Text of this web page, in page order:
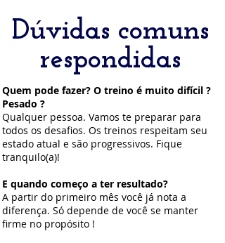
Dúvidas comuns
respondidas
Quem pode fazer? O treino é muito difícil ?
Pesado ?
Qualquer pessoa. Vamos te preparar para
todos os desafios. Os treinos respeitam seu
estado atual e são progressivos. Fique
tranquilo(a)!
E quando começo a ter resultado?
A partir do primeiro mês você já nota a
diferença. Só depende de você se manter
firme no propósito !